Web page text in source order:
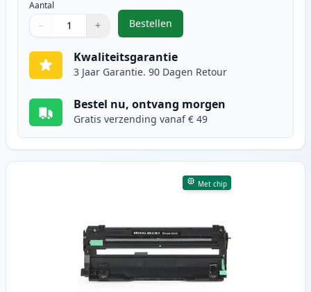
Aantal
Gebruik de knoppen om aan te passen
− +
1
Bestellen
,Brother DR-243CL drum geel
Kwaliteitsgarantie
3 Jaar Garantie. 90 Dagen Retour
Bestel nu, ontvang morgen
Gratis verzending vanaf € 49
Met chip